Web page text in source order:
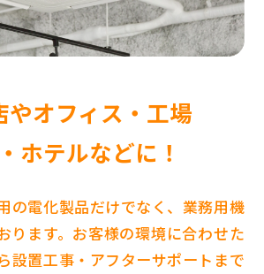
やオフィス・工場
ホテルなどに！
の電化製品だけでなく、業務用機
ります。お客様の環境に合わせた
設置工事・アフターサポートまで